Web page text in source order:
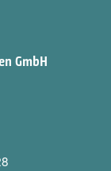
GmbH